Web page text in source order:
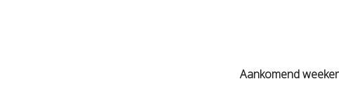
Aankomend